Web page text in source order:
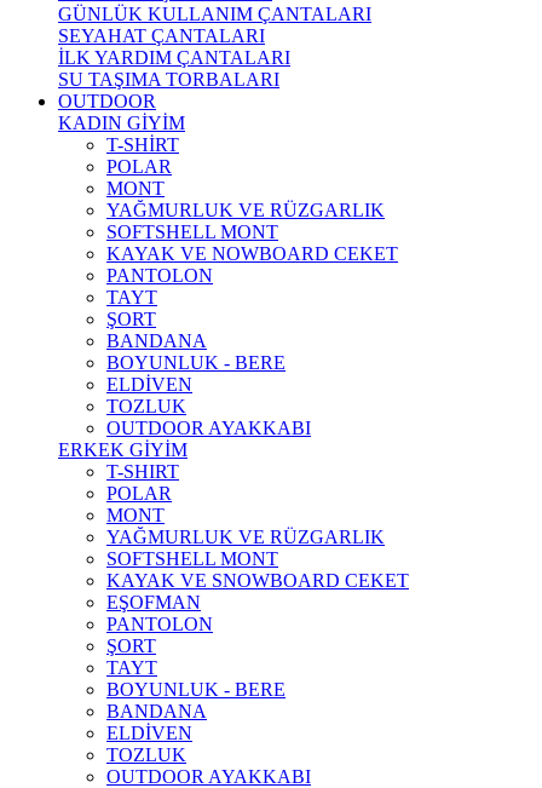
GÜNLÜK KULLANIM ÇANTALARI
SEYAHAT ÇANTALARI
İLK YARDIM ÇANTALARI
SU TAŞIMA TORBALARI
OUTDOOR
KADIN GİYİM
T-SHİRT
POLAR
MONT
YAĞMURLUK VE RÜZGARLIK
SOFTSHELL MONT
KAYAK VE NOWBOARD CEKET
PANTOLON
TAYT
ŞORT
BANDANA
BOYUNLUK - BERE
ELDİVEN
TOZLUK
OUTDOOR AYAKKABI
ERKEK GİYİM
T-SHIRT
POLAR
MONT
YAĞMURLUK VE RÜZGARLIK
SOFTSHELL MONT
KAYAK VE SNOWBOARD CEKET
EŞOFMAN
PANTOLON
ŞORT
TAYT
BOYUNLUK - BERE
BANDANA
ELDİVEN
TOZLUK
OUTDOOR AYAKKABI